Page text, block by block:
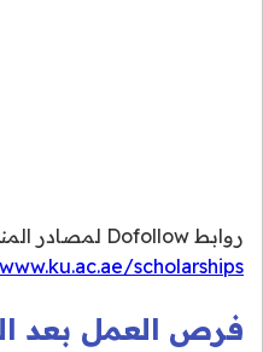
روابط Dofollow لمصادر المنح:
scholarships
فرص العمل بعد